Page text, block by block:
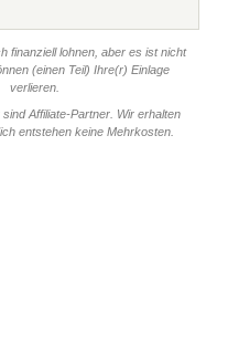
finanziell lohnen, aber es ist nicht
(einen Teil) Ihre(r) Einlage
verlieren.
Affiliate-Partner. Wir erhalten
entstehen keine Mehrkosten.